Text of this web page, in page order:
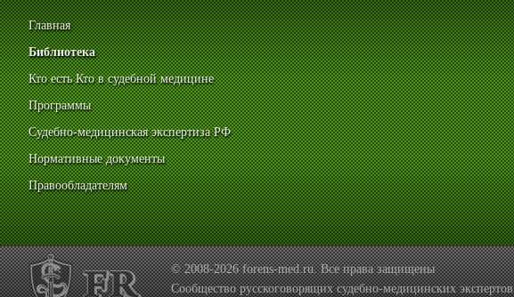
Главная
Библиотека
Кто есть Кто в судебной медицине
Программы
Судебно-медицинская экспертиза РФ
Нормативные документы
Правообладателям
© 2008-2026 forens-med.ru. Все права защищены
Сообщество русскоговорящих судебно-медицинских экспертов